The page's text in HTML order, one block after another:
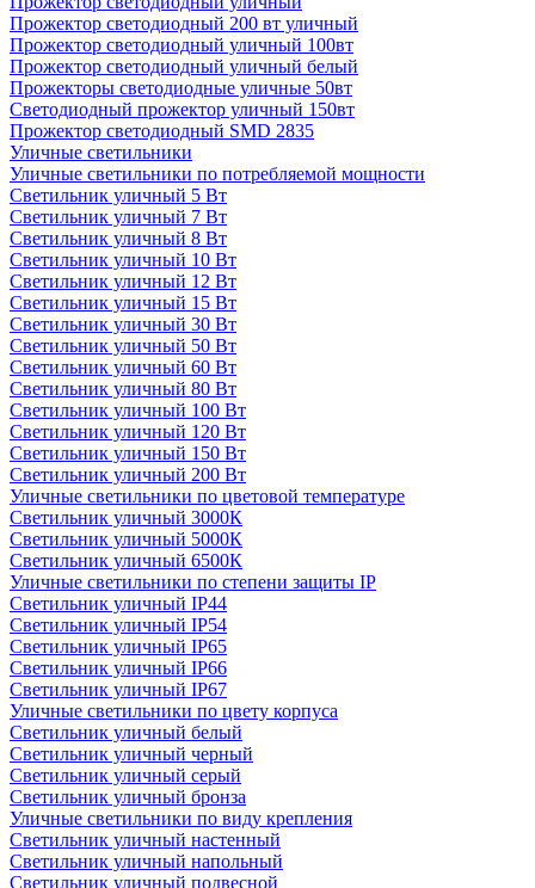
Прожектор светодиодный 200 вт уличный
Прожектор светодиодный уличный 100вт
Прожектор светодиодный уличный белый
Прожекторы светодиодные уличные 50вт
Светодиодный прожектор уличный 150вт
Прожектор светодиодный SMD 2835
Уличные светильники
Уличные светильники по потребляемой мощности
Светильник уличный 5 Вт
Светильник уличный 7 Вт
Светильник уличный 8 Вт
Светильник уличный 10 Вт
Светильник уличный 12 Вт
Светильник уличный 15 Вт
Светильник уличный 30 Вт
Светильник уличный 50 Вт
Светильник уличный 60 Вт
Светильник уличный 80 Вт
Светильник уличный 100 Вт
Светильник уличный 120 Вт
Светильник уличный 150 Вт
Светильник уличный 200 Вт
Уличные светильники по цветовой температуре
Cветильник уличный 3000К
Cветильник уличный 5000К
Cветильник уличный 6500К
Уличные светильники по степени защиты IP
Светильник уличный IP44
Светильник уличный IP54
Светильник уличный IP65
Светильник уличный IP66
Светильник уличный IP67
Уличные светильники по цвету корпуса
Светильник уличный белый
Светильник уличный черный
Светильник уличный серый
Светильник уличный бронза
Уличные светильники по виду крепления
Светильник уличный настенный
Светильник уличный напольный
Светильник уличный подвесной